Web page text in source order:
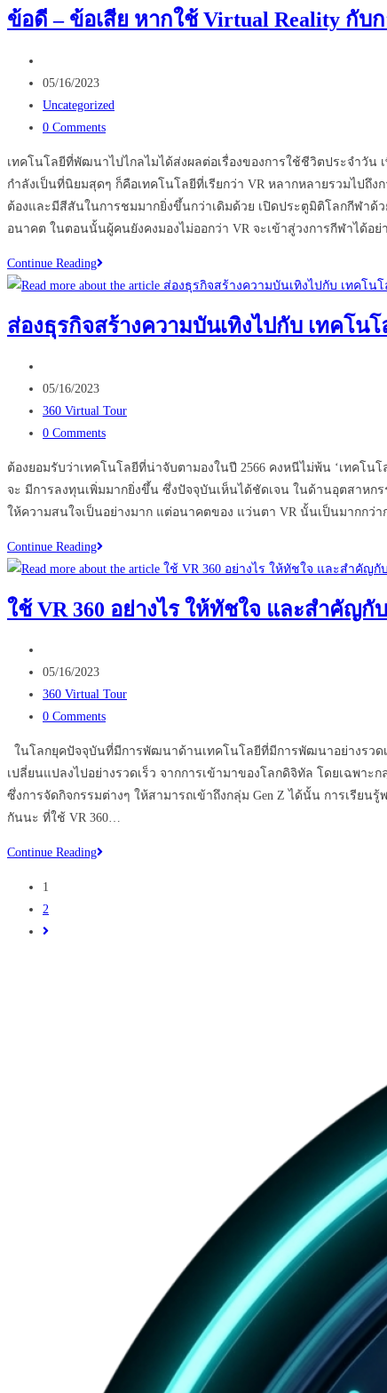
ควร
Tour
360
องศา
ข้อดี – ข้อเสีย หากใช้ Virtual Reality กับ
author:
Post
published:
05/16/2023
Post
category:
Uncategorized
Post
0 Comments
เทคโนโลยีที่พัฒนาไปไกลไมได้ส่งผลต่อเรื่องของการใช้ชีวิตประจำวัน
กำลังเป็นที่นิยมสุดๆ ก็คือเทคโนโลยีที่เรียกว่า VR หลากหลายรวมไปถึ
ต้องและมีสีสันในการชมมากยิ่งขึ้นกว่าเดิมด้วย เปิดประตูมิติโลกกีฬาด้ว
อนาคต ในตอนนั้นผู้คนยังคงมองไม่ออกว่า VR จะเข้าสู่วงการกีฬาได้อ
Continue Readingข้อดี
–
เสีย
Virtual
Reality
กับ
การ
พัฒนา
วงการ
ส่องธุรกิจสร้างความบันเทิงไปกับ เทคโนโ
author:
Post
published:
05/16/2023
Post
category:
360 Virtual Tour
Post
0 Comments
ต้องยอมรับว่าเทคโนโลยีที่น่าจับตามองในปี 2566 คงหนีไม่พ้น ‘เทคโ
จะ มีการลงทุนเพิ่มมากยิ่งขึ้น ซึ่งปัจจุบันเห็นได้ชัดเจน ในด้านอุตสาห
ให้ความสนใจเป็นอย่างมาก แต่อนาคตของ แว่นตา VR นั้นเป็นมากกว่
Continue Readingส่อง
ธุรกิจ
ความ
กับ
เทคโนโลยี
VR
360
มี
อะไร
บ้าง
ใช้ VR 360 อย่างไร ให้ทัชใจ และสำคัญ
author:
Post
published:
05/16/2023
Post
category:
360 Virtual Tour
Post
0 Comments
ในโลกยุคปัจจุบันที่มีการพัฒนาด้านเทคโนโลยีที่มีการพัฒนาอย่างรวด
เปลี่ยนแปลงไปอย่างรวดเร็ว จากการเข้ามาของโลกดิจิทัล โดยเฉพา
ซึ่งการจัดกิจกรรมต่างๆ ให้สามารถเข้าถึงกลุ่ม Gen Z ได้นั้น การเรี
กันนะ ที่ใช้ VR 360…
Continue Readingใช้
1
2
Go